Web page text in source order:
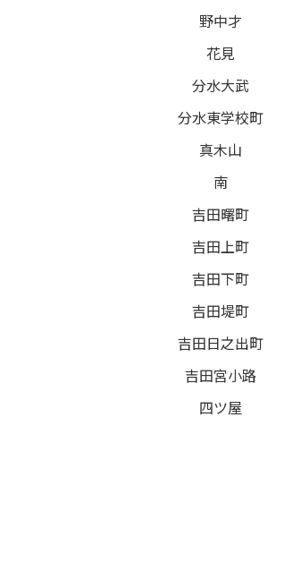
野中才
花見
分水大武
分水東学校町
真木山
南
吉田曙町
吉田上町
吉田下町
吉田堤町
吉田日之出町
吉田宮小路
四ツ屋